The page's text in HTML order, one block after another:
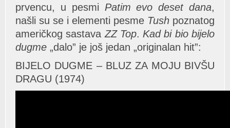
prvencu, u pesmi Patim evo deset dana,
našli su se i elementi pesme Tush poznatog
američkog sastava ZZ Top. Kad bi bio bijelo
dugme „dalo” je još jedan „originalan hit”:
BIJELO DUGME – BLUZ ZA MOJU BIVŠU
DRAGU (1974)